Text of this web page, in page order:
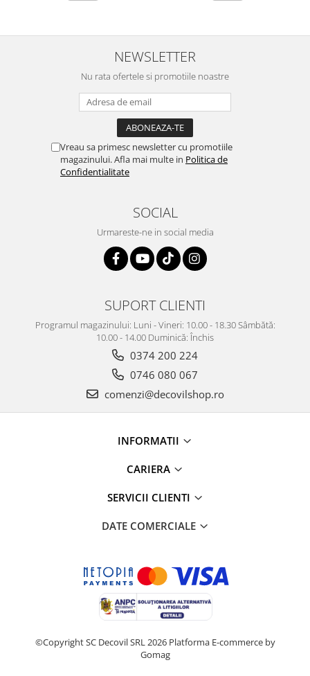
NEWSLETTER
Nu rata ofertele si promotiile noastre
Vreau sa primesc newsletter cu promotiile
magazinului. Afla mai multe in Politica de
Confidentialitate
SOCIAL
Urmareste-ne in social media
SUPORT CLIENTI
Programul magazinului: Luni - Vineri: 10.00 - 18.30 Sâmbătă:
10.00 - 14.00 Duminică: Închis
0374 200 224
0746 080 067
comenzi@decovilshop.ro
INFORMATII
CARIERA
SERVICII CLIENTI
DATE COMERCIALE
©Copyright SC Decovil SRL 2026 Platforma E-commerce by
Gomag